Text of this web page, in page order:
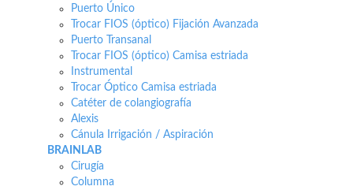
Puerto Único
Trocar FIOS (óptico) Fijación Avanzada
Puerto Transanal
Trocar FIOS (óptico) Camisa estriada
Instrumental
Trocar Óptico Camisa estriada
Catéter de colangiografía
Alexis
Cánula Irrigación / Aspiración
BRAINLAB
Cirugía
Columna